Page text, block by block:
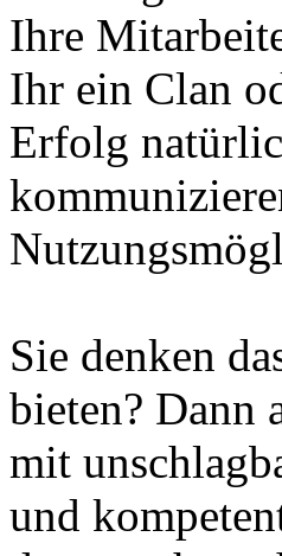
Ihre
Ihr ein Clan
Erfolg
Sie denken
bieten? Dann
mit
und